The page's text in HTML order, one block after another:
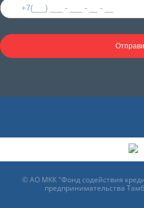
© АО МКК "Фонд содействия
предпринимательства